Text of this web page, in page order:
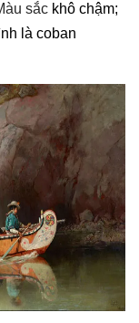
sắc khô chậm;
là coban